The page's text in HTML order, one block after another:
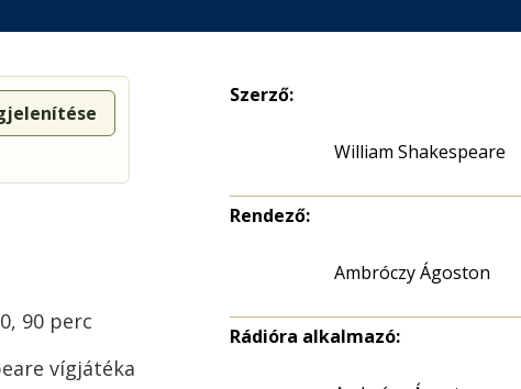
90 perc
vígjátéka
Szerző:
William Shakespeare
Rendező:
Ambróczy Ágoston
Rádióra alkalmazó: